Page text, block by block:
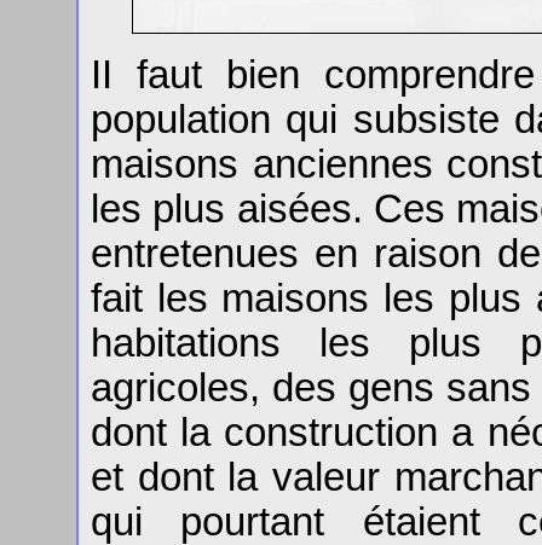
II faut bien
population qui subsiste
maisons anciennes
les plus aisées. Ces
entretenues en raison
fait les maisons les plus
habitations les plus
agricoles, des gens
dont la construction a
et dont la valeur
qui pourtant étaient